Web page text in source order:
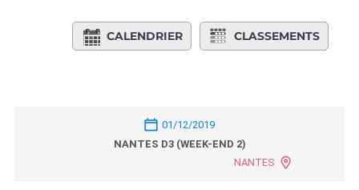
CALENDRIER CLASSEMENTS
01/12/2019
NANTES D3 (WEEK-END 2)
NANTES